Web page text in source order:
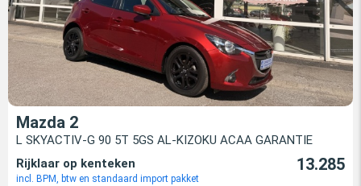
Mazda 2
L SKYACTIV-G 90 5T 5GS AL-KIZOKU ACAA GARANTIE
Rijklaar op kenteken
incl. BPM, btw en standaard import pakket
13.285